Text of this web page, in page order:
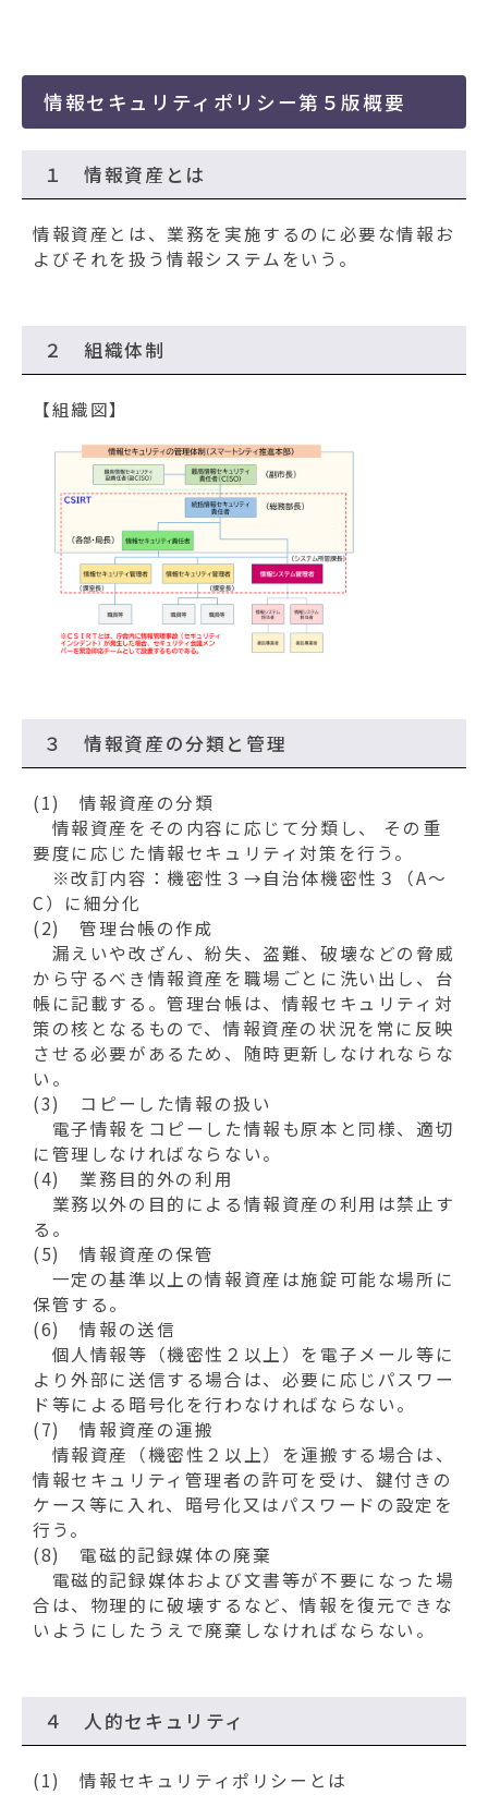
情報セキュリティポリシー第５版概要
１ 情報資産とは
情報資産とは、業務を実施するのに必要な情報お
よびそれを扱う情報システムをいう。
２ 組織体制
【組織図】
３ 情報資産の分類と管理
(1) 情報資産の分類
情報資産をその内容に応じて分類し、 その重
要度に応じた情報セキュリティ対策を行う。
※改訂内容：機密性３→自治体機密性３（A～
C）に細分化
(2) 管理台帳の作成
漏えいや改ざん、紛失、盗難、破壊などの脅威
から守るべき情報資産を職場ごとに洗い出し、台
帳に記載する。管理台帳は、情報セキュリティ対
策の核となるもので、情報資産の状況を常に反映
させる必要があるため、随時更新しなけれならな
い。
(3) コピーした情報の扱い
電子情報をコピーした情報も原本と同様、適切
に管理しなければならない。
(4) 業務目的外の利用
業務以外の目的による情報資産の利用は禁止す
る。
(5) 情報資産の保管
一定の基準以上の情報資産は施錠可能な場所に
保管する。
(6) 情報の送信
個人情報等（機密性２以上）を電子メール等に
より外部に送信する場合は、必要に応じパスワー
ド等による暗号化を行わなければならない。
(7) 情報資産の運搬
情報資産（機密性２以上）を運搬する場合は、
情報セキュリティ管理者の許可を受け、鍵付きの
ケース等に入れ、暗号化又はパスワードの設定を
行う。
(8) 電磁的記録媒体の廃棄
電磁的記録媒体および文書等が不要になった場
合は、物理的に破壊するなど、情報を復元できな
いようにしたうえで廃棄しなければならない。
４ 人的セキュリティ
(1) 情報セキュリティポリシーとは